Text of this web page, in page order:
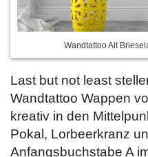
Wandtattoo Alt
Last but not least
Wandtattoo Wappen
kreativ in den
Pokal, Lorbeerkranz
Anfangsbuchstabe A